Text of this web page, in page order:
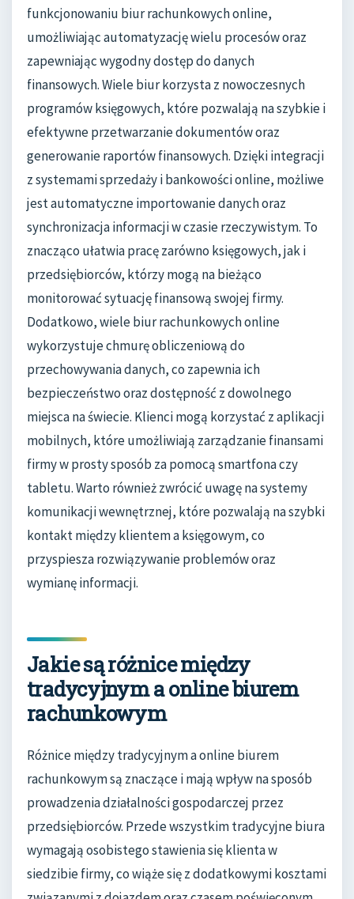
funkcjonowaniu biur rachunkowych online,
umożliwiając automatyzację wielu procesów oraz
zapewniając wygodny dostęp do danych
finansowych. Wiele biur korzysta z nowoczesnych
programów księgowych, które pozwalają na szybkie i
efektywne przetwarzanie dokumentów oraz
generowanie raportów finansowych. Dzięki integracji
z systemami sprzedaży i bankowości online, możliwe
jest automatyczne importowanie danych oraz
synchronizacja informacji w czasie rzeczywistym. To
znacząco ułatwia pracę zarówno księgowych, jak i
przedsiębiorców, którzy mogą na bieżąco
monitorować sytuację finansową swojej firmy.
Dodatkowo, wiele biur rachunkowych online
wykorzystuje chmurę obliczeniową do
przechowywania danych, co zapewnia ich
bezpieczeństwo oraz dostępność z dowolnego
miejsca na świecie. Klienci mogą korzystać z aplikacji
mobilnych, które umożliwiają zarządzanie finansami
firmy w prosty sposób za pomocą smartfona czy
tabletu. Warto również zwrócić uwagę na systemy
komunikacji wewnętrznej, które pozwalają na szybki
kontakt między klientem a księgowym, co
przyspiesza rozwiązywanie problemów oraz
wymianę informacji.
Jakie są różnice między
tradycyjnym a online biurem
rachunkowym
Różnice między tradycyjnym a online biurem
rachunkowym są znaczące i mają wpływ na sposób
prowadzenia działalności gospodarczej przez
przedsiębiorców. Przede wszystkim tradycyjne biura
wymagają osobistego stawienia się klienta w
siedzibie firmy, co wiąże się z dodatkowymi kosztami